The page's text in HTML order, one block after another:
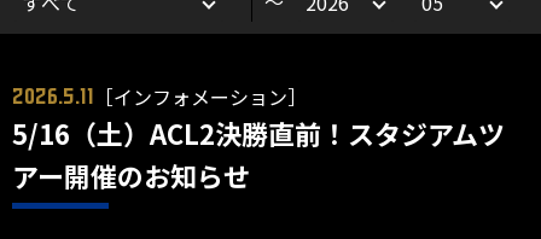
2026.5.11 ［インフォメーション］
5/16（土）ACL2決勝直前！スタジアムツ
アー開催のお知らせ